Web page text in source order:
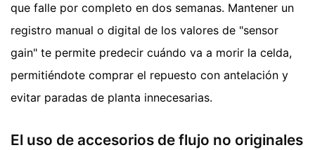
que falle por completo en dos semanas. Mantener un
registro manual o digital de los valores de "sensor
gain" te permite predecir cuándo va a morir la celda,
permitiéndote comprar el repuesto con antelación y
evitar paradas de planta innecesarias.
El uso de accesorios de flujo no originales